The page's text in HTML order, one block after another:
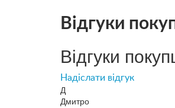
Відгуки
Відгуки
Надіслати відгук
Д
Дмитро